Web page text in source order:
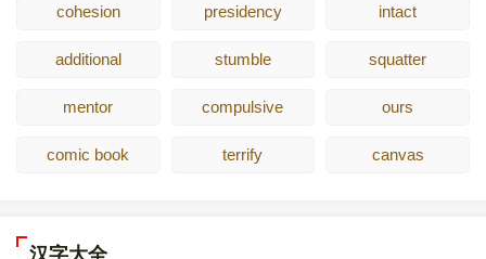
cohesion presidency intact
additional stumble squatter
mentor compulsive ours
comic book terrify canvas
汉字大全